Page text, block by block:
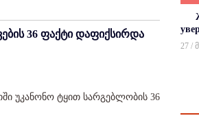
36 ფაქტი დაფიქსირდა
უკანონო ტყით სარგებლობის 36
27 /